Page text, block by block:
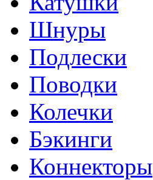
Шнуры
Подлески
Поводки
Колечки
Бэкинги
Коннекторы